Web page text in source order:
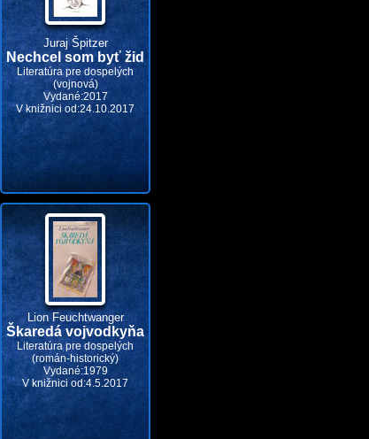
Juraj Špitzer
Nechcel som byť žid
Literatúra pre dospelých
(vojnová)
Vydané:2017
V knižnici od:24.10.2017
Lion Feuchtwanger
Škaredá vojvodkyňa
Literatúra pre dospelých
(román-historický)
Vydané:1979
V knižnici od:4.5.2017